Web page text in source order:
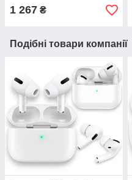
1 267 ₴
Подібні товари компанії